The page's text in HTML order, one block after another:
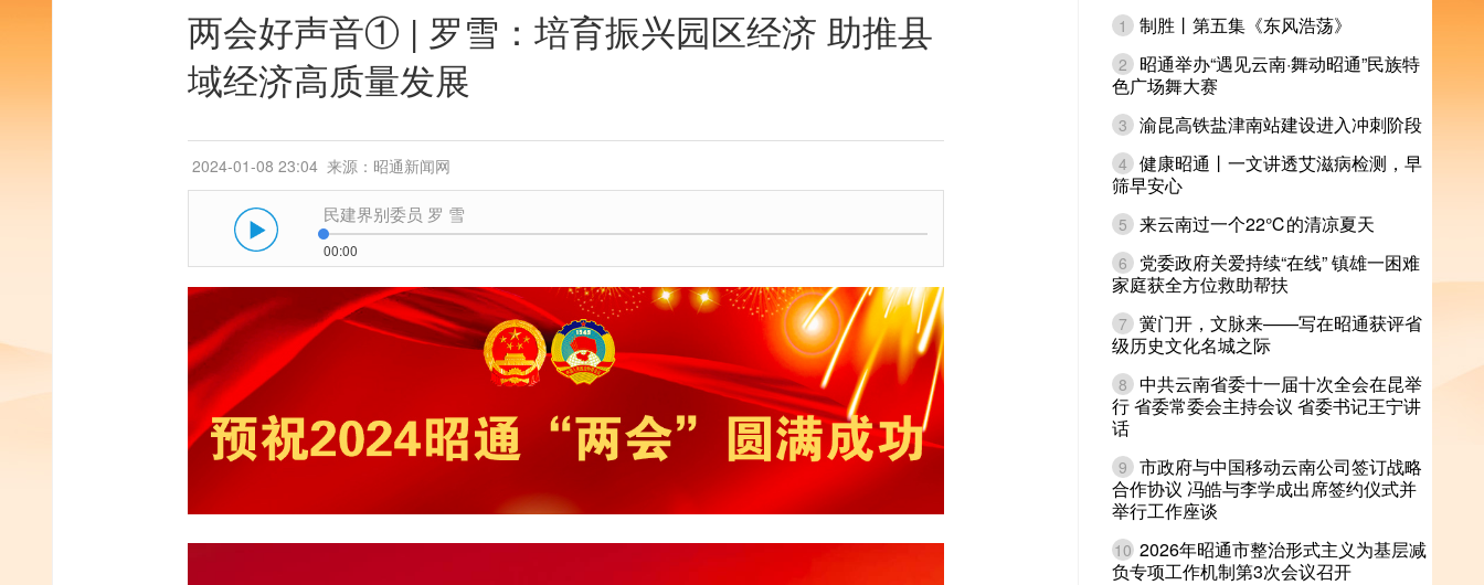
两会好声音① | 罗雪：培育振兴园区经济 助推县
域经济高质量发展
2024-01-08 23:04 来源：昭通新闻网
民建界别委员 罗 雪
00:00
1 制胜丨第五集《东风浩荡》
2
昭通举办“遇见云南·舞动昭通”民族特
色广场舞大赛
3 渝昆高铁盐津南站建设进入冲刺阶段
4 健康昭通丨一文讲透艾滋病检测，早
筛早安心
5 来云南过一个22℃的清凉夏天
6
党委政府关爱持续“在线” 镇雄一困难
家庭获全方位救助帮扶
7 黉门开，文脉来——写在昭通获评省
级历史文化名城之际
8 中共云南省委十一届十次全会在昆举
行 省委常委会主持会议 省委书记王宁讲
话
9 市政府与中国移动云南公司签订战略
合作协议 冯皓与李学成出席签约仪式并
举行工作座谈
10 2026年昭通市整治形式主义为基层减
负专项工作机制第3次会议召开